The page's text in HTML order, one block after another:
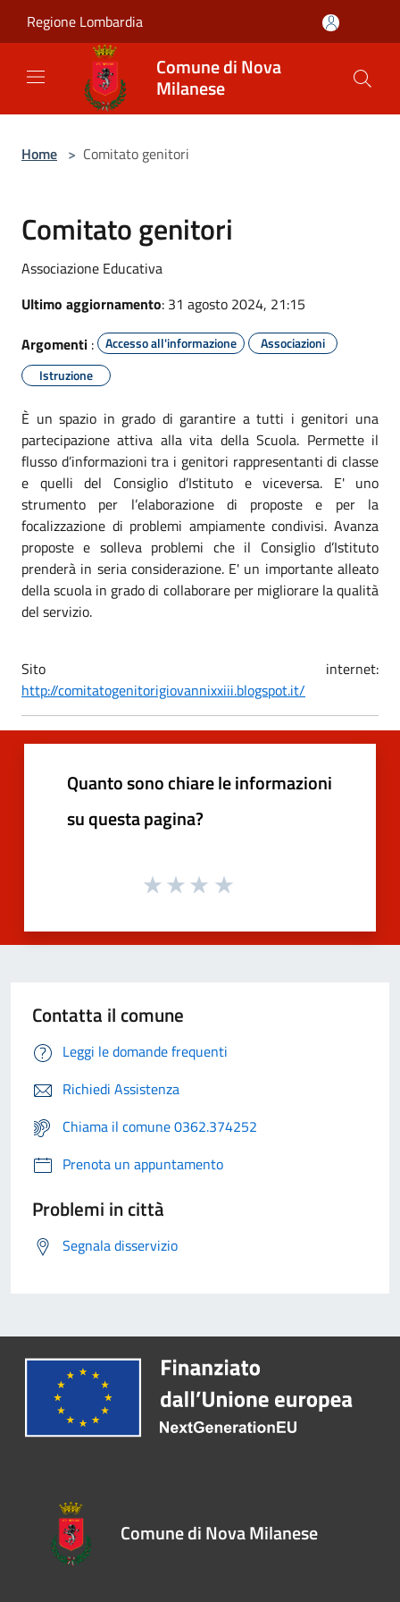
Regione Lombardia
Comune di Nova
Milanese
Home > Comitato genitori
Comitato genitori
Associazione Educativa
Ultimo aggiornamento: 31 agosto 2024, 21:15
Argomenti : Accesso all'informazione
Associazioni
Istruzione
È un spazio in grado di garantire a tutti i genitori una
partecipazione attiva alla vita della Scuola. Permette il
flusso d’informazioni tra i genitori rappresentanti di classe
e quelli del Consiglio d’Istituto e viceversa. E' uno
strumento per l’elaborazione di proposte e per la
focalizzazione di problemi ampiamente condivisi. Avanza
proposte e solleva problemi che il Consiglio d’Istituto
prenderà in seria considerazione. E' un importante alleato
della scuola in grado di collaborare per migliorare la qualità
del servizio.
Sito internet:
http://comitatogenitorigiovannixxiii.blogspot.it/
Quanto sono chiare le informazioni
su questa pagina?
Contatta il comune
Leggi le domande frequenti
Richiedi Assistenza
Chiama il comune 0362.374252
Prenota un appuntamento
Problemi in città
Segnala disservizio
Comune di Nova Milanese